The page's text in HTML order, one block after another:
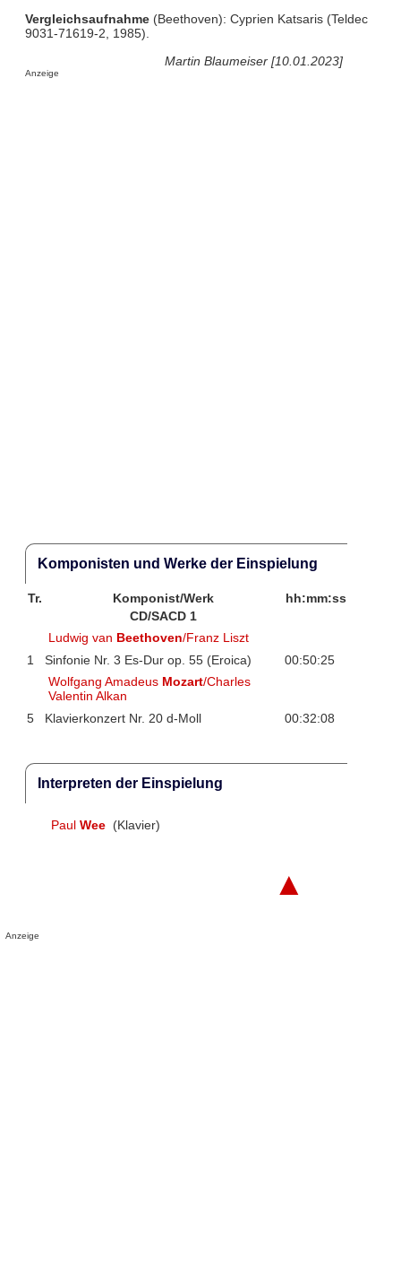
Vergleichsaufnahme(Beethoven): Cyprien Katsaris (Teldec
9031-71619-2, 1985).
Martin Blaumeiser [10.01.2023]
Anzeige
Komponisten und Werke der Einspielung
Tr. Komponist/Werk
hh:mm:ss
CD/SACD 1
Ludwig van Beethoven/Franz Liszt
1
Sinfonie Nr. 3 Es-Dur op. 55 (Eroica)
00:50:25
Wolfgang Amadeus Mozart/Charles
Valentin Alkan
5
Klavierkonzert Nr. 20 d-Moll 00:32:08
Interpreten der Einspielung
Paul Wee (Klavier)
▲
Anzeige